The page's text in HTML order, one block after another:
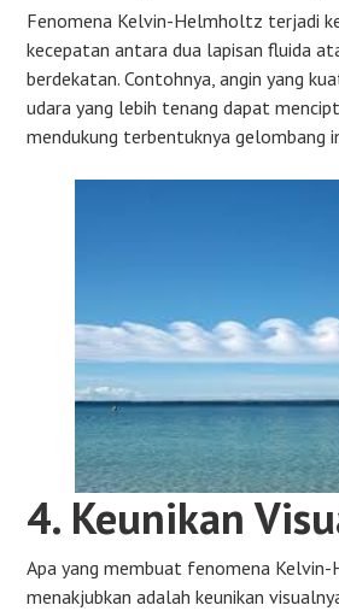
Fenomena Kelvin-Helmholtz terjadi
kecepatan antara dua lapisan fluida
berdekatan. Contohnya, angin yang
udara yang lebih tenang dapat
mendukung terbentuknya gelombang
4. Keunikan
Apa yang membuat fenomena
menakjubkan adalah keunikan